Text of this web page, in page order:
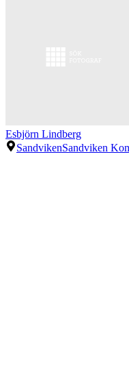
Esbjörn Lindberg
SandvikenSandviken